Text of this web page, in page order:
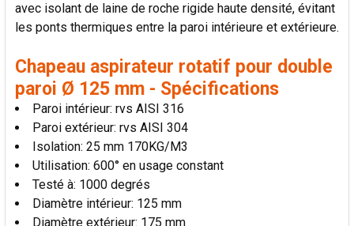
AJOUTER
LA
avec isolant de laine de roche rigide haute densité, évitant
les ponts thermiques entre la paroi intérieure et extérieure.
Chapeau aspirateur rotatif pour double
paroi Ø 125 mm - Spécifications
Paroi intérieur: rvs AISI 316
Paroi extérieur: rvs AISI 304
Isolation: 25 mm 170KG/M3
Utilisation: 600° en usage constant
Testé à: 1000 degrés
Diamètre intérieur: 125 mm
Diamètre extérieur: 175 mm